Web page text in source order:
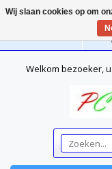
Nederlands
Welkom bezoeker,
Wij slaan cookies op om